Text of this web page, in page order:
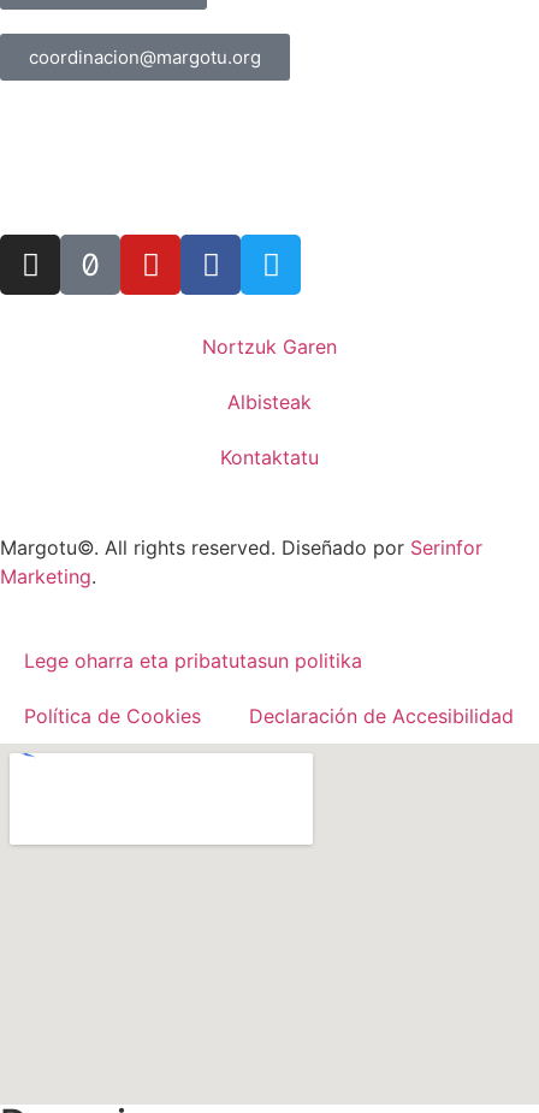
coordinacion@margotu.org
Nortzuk Garen
Albisteak
Kontaktatu
Margotu©. All rights reserved. Diseñado por Serinfor
Marketing.
Lege oharra eta pribatutasun politika
Política de Cookies Declaración de Accesibilidad